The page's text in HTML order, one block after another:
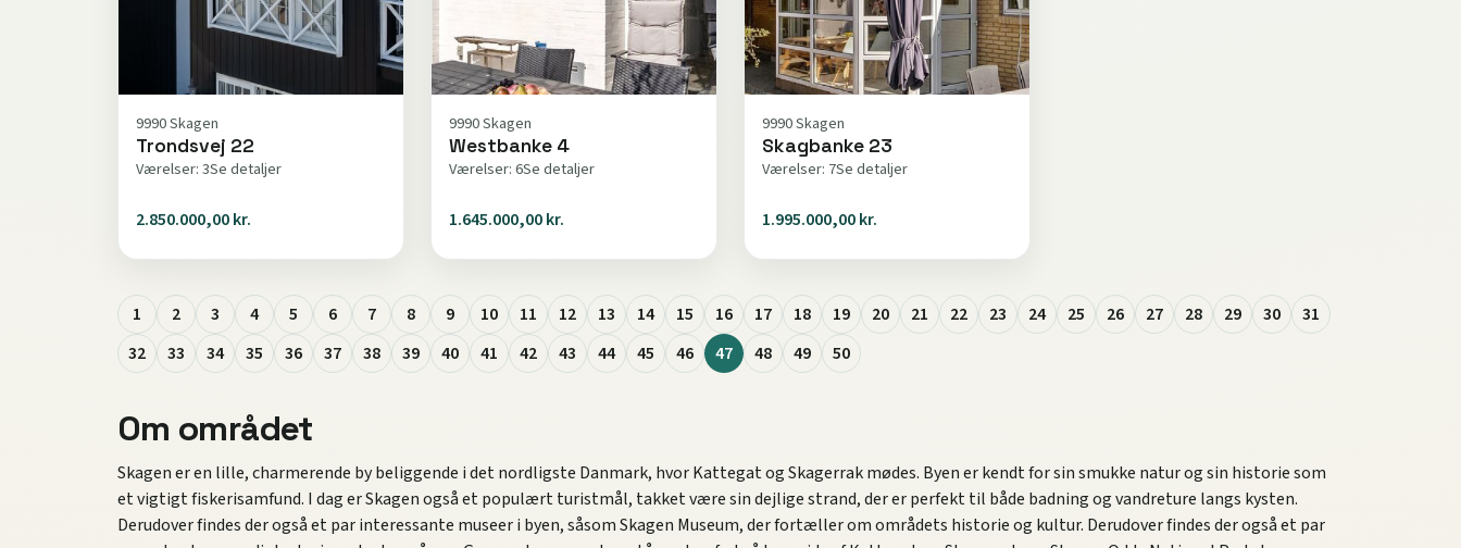
9990 Skagen
Trondsvej 22
Værelser: 3Se detaljer
2.850.000,00 kr.
9990 Skagen
Westbanke 4
Værelser: 6Se detaljer
1.645.000,00 kr.
9990 Skagen
Skagbanke 23
Værelser: 7Se detaljer
1.995.000,00 kr.
1 2 3 4 5 6 7 8 9 10 11 12 13 14 15 16 17 18 19 20 21 22 23 24 25 26 27 28 29 30
31
32
33 34 35 36 37 38 39 40 41 42 43 44 45 46 47 48 49 50
Om området
Skagen er en lille, charmerende by beliggende i det nordligste Danmark, hvor Kattegat og Skagerrak mødes. Byen er kendt for sin smukke natur og sin historie som
et vigtigt fiskerisamfund. I dag er Skagen også et populært turistmål, takket være sin dejlige strand, der er perfekt til både badning og vandreture langs kysten.
Derudover findes der også et par interessante museer i byen, såsom Skagen Museum, der fortæller om områdets historie og kultur. Derudover findes der også et par